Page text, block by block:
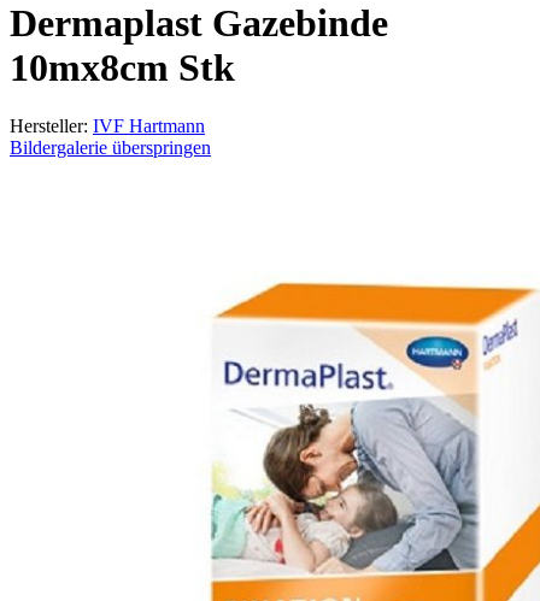
Dermaplast Gazebinde
10mx8cm Stk
Hersteller: IVF Hartmann
Bildergalerie überspringen